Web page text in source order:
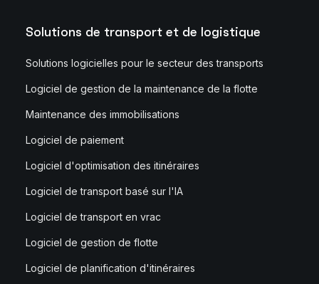
Solutions de transport et de logistique
Solutions logicielles pour le secteur des transports
Logiciel de gestion de la maintenance de la flotte
Maintenance des immobilisations
Logiciel de paiement
Logiciel d'optimisation des itinéraires
Logiciel de transport basé sur l'IA
Logiciel de transport en vrac
Logiciel de gestion de flotte
Logiciel de planification d'itinéraires